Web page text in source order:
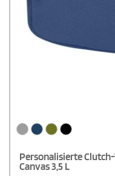
Personalisierte Clutch-
Canvas 3,5 L